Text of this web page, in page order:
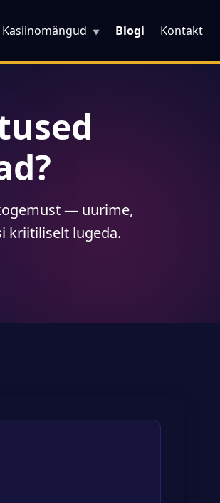
Kasiinomängud ▼ Blogi Kontakt
— uurime,
kriitiliselt lugeda.